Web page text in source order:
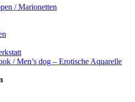
/ Marionetten
/ Men’s dog – Erotische Aquarelle